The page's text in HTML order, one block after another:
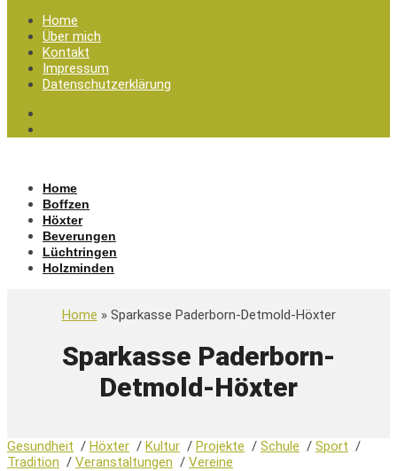
Home
Über mich
Kontakt
Impressum
Datenschutzerklärung
Home
Boffzen
Höxter
Beverungen
Lüchtringen
Holzminden
Home » Sparkasse Paderborn-Detmold-Höxter
Sparkasse Paderborn-
Detmold-Höxter
Gesundheit / Höxter / Kultur / Projekte / Schule / Sport /
Tradition / Veranstaltungen / Vereine